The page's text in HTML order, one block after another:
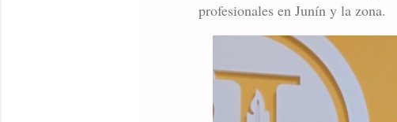
profesionales en Junín y la zona.